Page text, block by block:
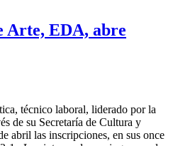
Arte, EDA, abre
técnico laboral, liderado por la
de su Secretaría de Cultura y
abril las inscripciones, en sus once